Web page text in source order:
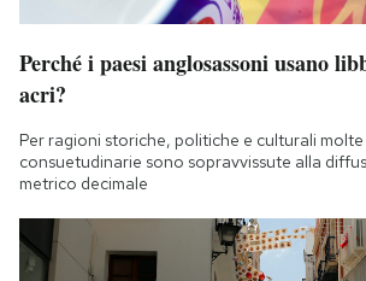
Perché i paesi anglosassoni usano
acri?
Per ragioni storiche, politiche e culturali
consuetudinarie sono sopravvissute alla
metrico decimale